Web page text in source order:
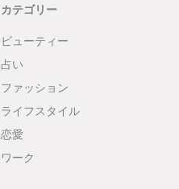
カテゴリー
ビューティー
占い
ファッション
ライフスタイル
恋愛
ワーク